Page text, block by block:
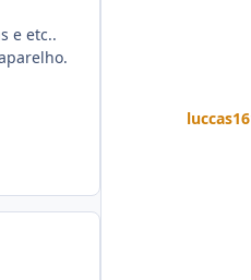
e etc..